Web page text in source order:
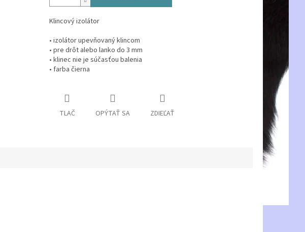
Klincový izolátor
• izolátor upevňovaný klincom
• pre drôt alebo lanko do 3 mm
• klinec nie je súčasťou balenia
• farba čierna
TLAČ OPÝTAŤ SA ZDIEĽAŤ